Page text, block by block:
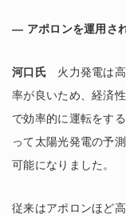
― アポロンを運用さ
河口氏火力発電は高
率が良いため、経済
で効率的に運転をす
って太陽光発電の予
可能になりました。
従来はアポロンほど